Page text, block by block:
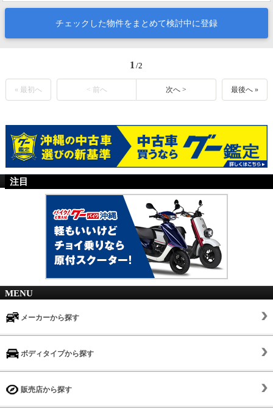
チェックした物件をまとめて検討中に登録
1 /2
« 最初へ < 前へ 次へ > 最後へ »
注目
MENU
メーカーから探す
ボディタイプから探す
販売店から探す